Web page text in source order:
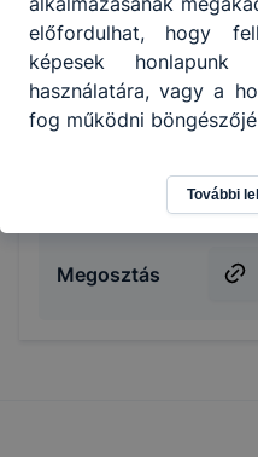
Megosztás
előfordulhat, hogy
képesek
használatára, vagy a
fog működni
További